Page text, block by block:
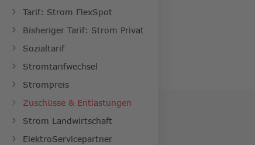
Tarif: Strom FlexSpot
Bisheriger Tarif: Strom Privat
Sozialtarif
Stromtarifwechsel
Strompreis
Zuschüsse & Entlastungen
Strom Landwirtschaft
ElektroServicepartner